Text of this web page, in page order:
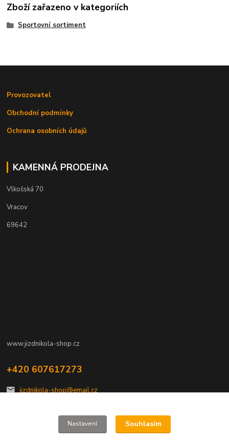
Zboží zařazeno v kategoriích
Sportovní sortiment
Provozovatel
Obchodní podmínky
Ochrana osobních údajů
KAMENNÁ PRODEJNA
Vlkošská 70
Vracov
69642
www.jizdnikola-shop.cz
+420 607617273
jizdnikola-shop@email.cz
Nastavení Souhlasím